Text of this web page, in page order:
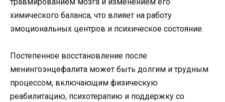
химического баланса, что влияет на работу
эмоциональных центров и психическое состояние.
Постепенное восстановление после
менингоэнцефалита может быть долгим и трудным
процессом, включающим физическую
реабилитацию, психотерапию и поддержку со